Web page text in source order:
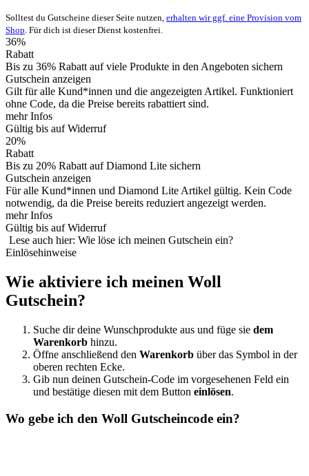
Solltest du Gutscheine dieser Seite nutzen, erhalten wir ggf. eine Provision vom
Shop . Für dich ist dieser Dienst kostenfrei.
36%
Rabatt
Bis zu 36% Rabatt auf viele Produkte in den Angeboten sichern
Gutschein anzeigen
Gilt für alle Kund*innen und die angezeigten Artikel. Funktioniert
ohne Code, da die Preise bereits rabattiert sind.
mehr Infos
Gültig bis auf Widerruf
20%
Rabatt
Bis zu 20% Rabatt auf Diamond Lite sichern
Gutschein anzeigen
Für alle Kund*innen und Diamond Lite Artikel gültig. Kein Code
notwendig, da die Preise bereits reduziert angezeigt werden.
mehr Infos
Gültig bis auf Widerruf
Lese auch hier: Wie löse ich meinen Gutschein ein?
Einlösehinweise
Wie aktiviere ich meinen Woll
Gutschein?
Suche dir deine Wunschprodukte aus und füge sie dem
Warenkorb hinzu.
Öffne anschließend den Warenkorb über das Symbol in der
oberen rechten Ecke.
Gib nun deinen Gutschein-Code im vorgesehenen Feld ein
und bestätige diesen mit dem Button einlösen.
Wo gebe ich den Woll Gutscheincode ein?